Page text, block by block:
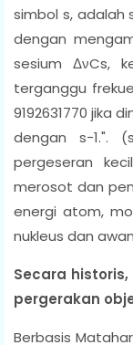
simbol s, adalah
dengan
sesium ΔνCs,
terganggu
9192631770 jika
dengan s−1.".
pergeseran
merosot dan
energi atom,
nukleus dan
Secara
pergerakan
Berbasis